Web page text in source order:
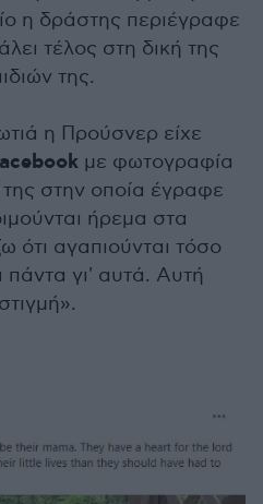
η δράστης περιέγραφε
τέλος στη δική της
της.
η Προύσνερ είχε
με φωτογραφία
της στην οποία έγραφε
ήρεμα στα
ότι αγαπιούνται τόσο
γι' αυτά. Αυτή